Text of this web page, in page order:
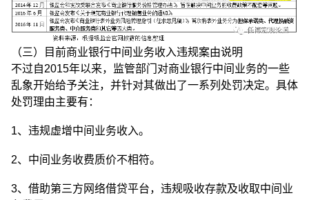
（三）目前商业银行中间业务收入违规案由说明
不过自2015年以来，监管部门对商业银行中间业务的一些
乱象开始给予关注，并针对其做出了一系列处罚决定。具体
处罚理由主要有：
1、违规虚增中间业务收入。
2、中间业务收费质价不相符。
3、借助第三方网络借贷平台，违规吸收存款及收取中间业